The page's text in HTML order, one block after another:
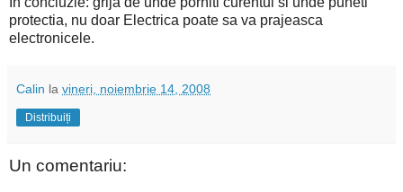
protectia, nu doar Electrica poate sa va prajeasca
electronicele.
Calin la vineri, noiembrie 14, 2008
Distribuiți
Un comentariu: